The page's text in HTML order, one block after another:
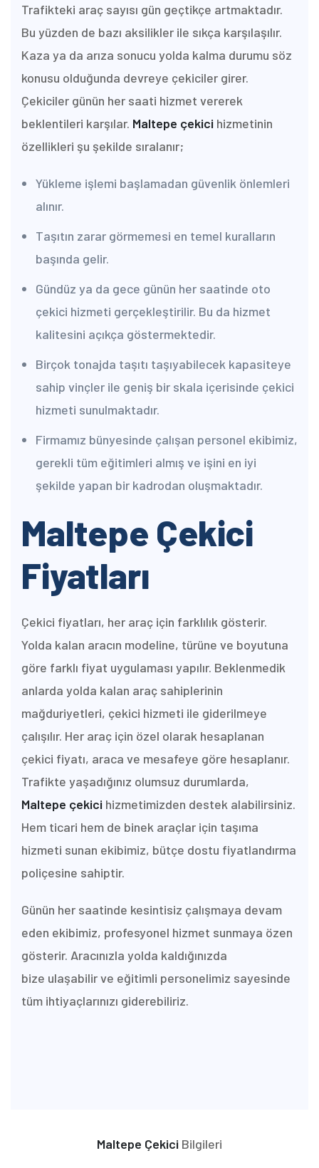
Trafikteki araç sayısı gün geçtikçe artmaktadır.
Bu yüzden de bazı aksilikler ile sıkça karşılaşılır.
Kaza ya da arıza sonucu yolda kalma durumu söz
konusu olduğunda devreye çekiciler girer.
Çekiciler günün her saati hizmet vererek
beklentileri karşılar. Maltepe çekici hizmetinin
özellikleri şu şekilde sıralanır;
Yükleme işlemi başlamadan güvenlik önlemleri
alınır.
Taşıtın zarar görmemesi en temel kuralların
başında gelir.
Gündüz ya da gece günün her saatinde oto
çekici hizmeti gerçekleştirilir. Bu da hizmet
kalitesini açıkça göstermektedir.
Birçok tonajda taşıtı taşıyabilecek kapasiteye
sahip vinçler ile geniş bir skala içerisinde çekici
hizmeti sunulmaktadır.
Firmamız bünyesinde çalışan personel ekibimiz,
gerekli tüm eğitimleri almış ve işini en iyi
şekilde yapan bir kadrodan oluşmaktadır.
Maltepe Çekici
Fiyatları
Çekici fiyatları, her araç için farklılık gösterir.
Yolda kalan aracın modeline, türüne ve boyutuna
göre farklı fiyat uygulaması yapılır. Beklenmedik
anlarda yolda kalan araç sahiplerinin
mağduriyetleri, çekici hizmeti ile giderilmeye
çalışılır. Her araç için özel olarak hesaplanan
çekici fiyatı, araca ve mesafeye göre hesaplanır.
Trafikte yaşadığınız olumsuz durumlarda,
Maltepe çekici hizmetimizden destek alabilirsiniz.
Hem ticari hem de binek araçlar için taşıma
hizmeti sunan ekibimiz, bütçe dostu fiyatlandırma
poliçesine sahiptir.
Günün her saatinde kesintisiz çalışmaya devam
eden ekibimiz, profesyonel hizmet sunmaya özen
gösterir. Aracınızla yolda kaldığınızda
bize ulaşabilir ve eğitimli personelimiz sayesinde
tüm ihtiyaçlarınızı giderebiliriz.
Maltepe Çekici Bilgileri